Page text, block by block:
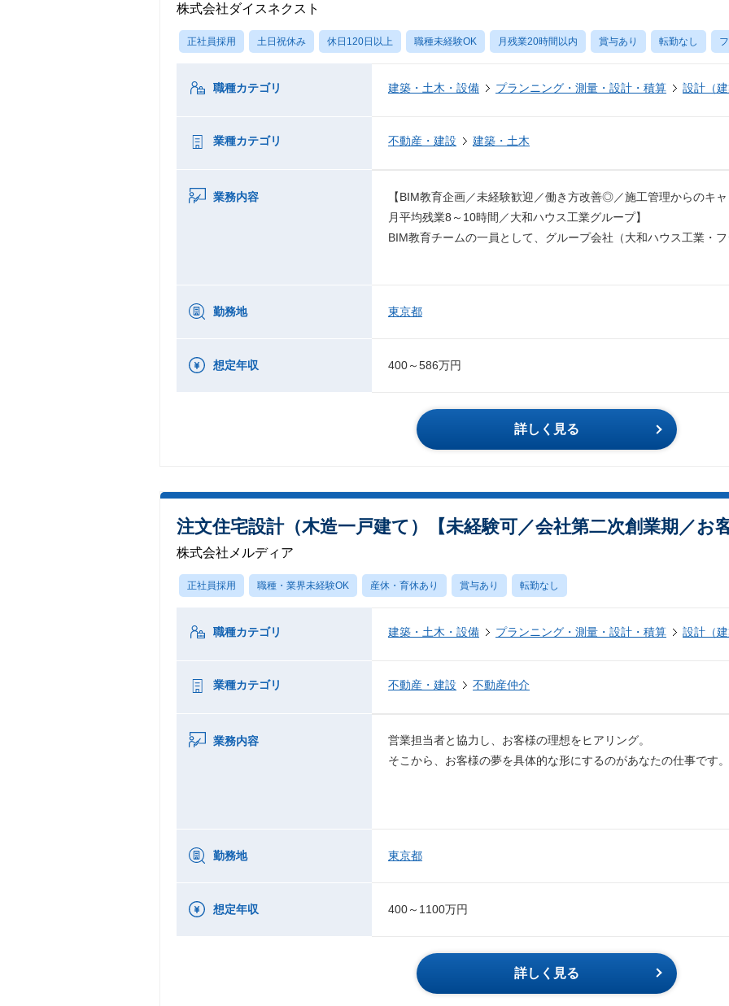
株式会社ダイスネクスト
正社員採用 土日祝休み 休日120日以上 職種未経験OK 月残業20時間以内 賞与あり 転勤なし
職種カテゴリ 建築・土木・設備 プランニング・測量・設計・積算 設計（建
業種カテゴリ 不動産・建設 建築・土木
業務内容
【BIM教育企画／未経験歓迎／働き方改善◎／施工管理からのキ
月平均残業8～10時間／大和ハウス工業グループ】
BIM教育チームの一員として、グループ会社（大和ハウス工業・
勤務地 東京都
想定年収 400～586万円
詳しく見る
注文住宅設計（木造一戸建て）【未経験可／会社第二次創業期／お
株式会社メルディア
正社員採用 職種・業界未経験OK 産休・育休あり 賞与あり 転勤なし
職種カテゴリ 建築・土木・設備 プランニング・測量・設計・積算 設計（建
業種カテゴリ 不動産・建設 不動産仲介
業務内容
営業担当者と協力し、お客様の理想をヒアリング。
そこから、お客様の夢を具体的な形にするのがあなたの仕事です。
勤務地 東京都
想定年収 400～1100万円
詳しく見る